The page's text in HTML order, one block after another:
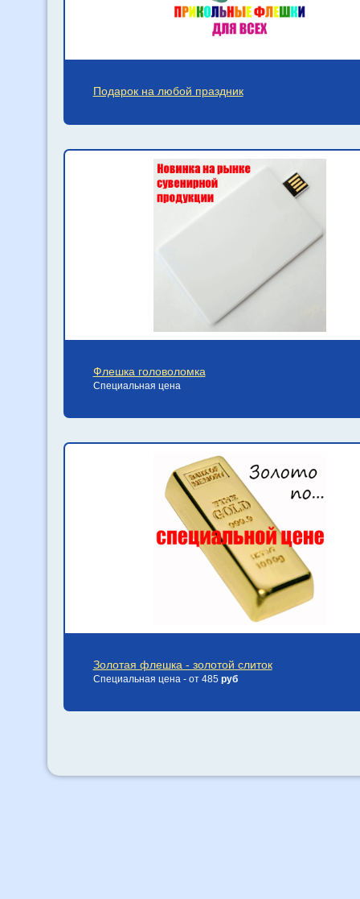
Подарок на любой праздник
Флешка головоломка
Специальная цена
Золотая флешка - золотой слиток
Специальная цена - от 485 руб